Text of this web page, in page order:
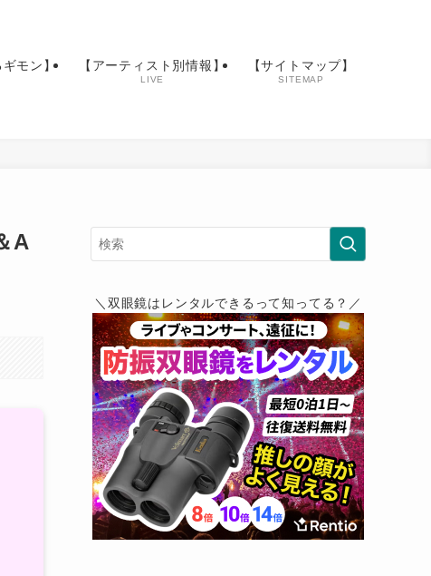
ギモン】 【アーティスト別情報】
LIVE
【サイトマップ】
SITEMAP
A
＼双眼鏡はレンタルできるって知ってる？／